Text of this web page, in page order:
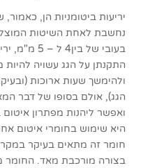
יריעות ביטומניות הן,
נחשבת לאחת השיטות
בעובי של
התקנתן על הגג עשויה
ולהימשך שעות ארוכות
הגג), אולם בסופו של דבר
ואפשר ליהנות מפתרון
היא שימוש בחומרי איטום
חומר זה מתאים בעיקר
בצורה מורכבת מאד. החומר